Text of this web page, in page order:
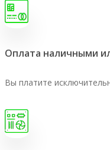
Оплата наличными
Вы платите